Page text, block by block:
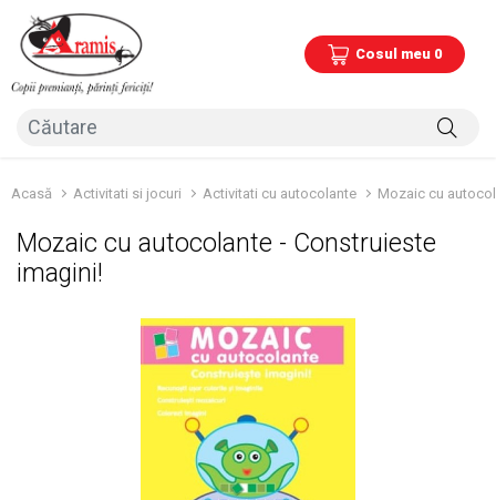
Cosul meu 0
Acasă Activitati si jocuri Activitati cu autocolante Mozaic cu
Mozaic cu autocolante - Construieste
imagini!